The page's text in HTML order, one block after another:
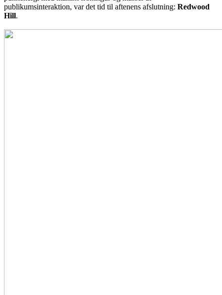
publikumsinteraktion, var det tid til aftenens afslutning: Redwood
Hill.